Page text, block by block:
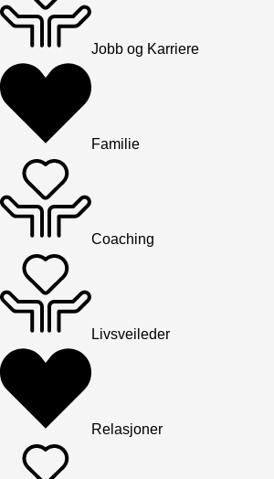
Jobb og Karriere
Familie
Coaching
Livsveileder
Relasjoner